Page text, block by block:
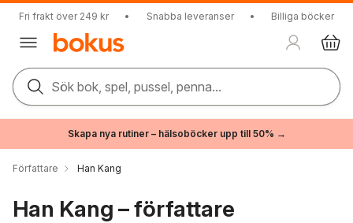
Fri frakt över 249 kr • Snabba leveranser • Billiga böcker
Sök bok, spel, pussel, penna...
Skapa nya rutiner – hälsoböcker upp till 50% →
Författare Han Kang
Han Kang – författare